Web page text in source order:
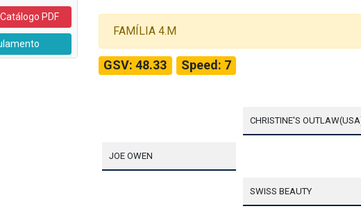
PDF
FAMÍLIA 4.M
GSV: 48.33 Speed: 7
JOE OWEN
CHRISTINE'S
SWISS BEAUTY